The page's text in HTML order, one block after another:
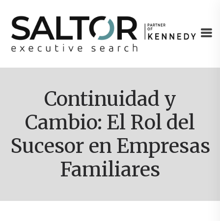
Continuidad y
Cambio: El Rol del
Sucesor en Empresas
Familiares